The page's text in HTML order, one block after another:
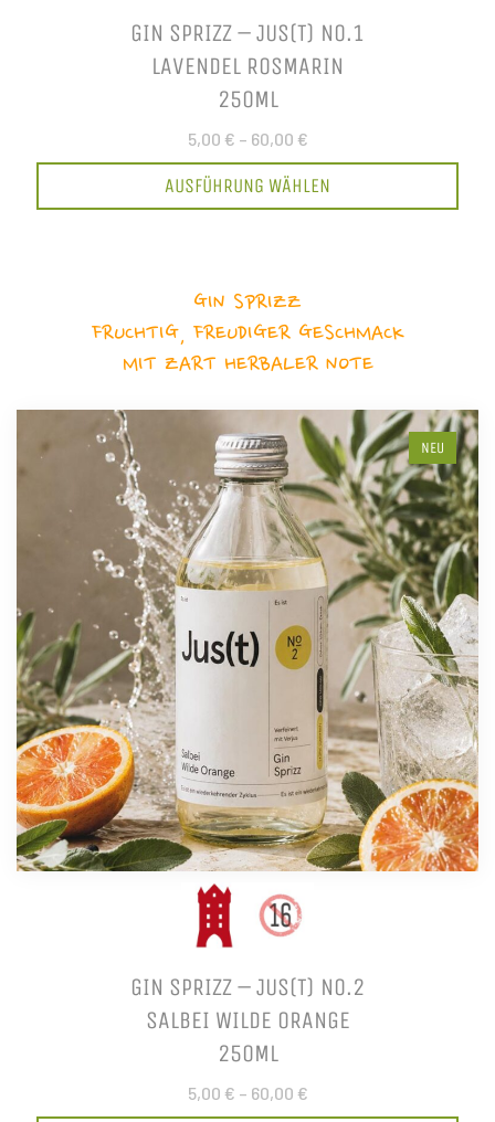
GIN SPRIZZ – JUS(T) NO.1
LAVENDEL ROSMARIN
250ML
5,00 € – 60,00 €
AUSFÜHRUNG WÄHLEN
GIN SPRIZZ
FRUCHTIG, FREUDIGER GESCHMACK
MIT ZART HERBALER NOTE
NEU
GIN SPRIZZ – JUS(T) NO.2
SALBEI WILDE ORANGE
250ML
5,00 € – 60,00 €